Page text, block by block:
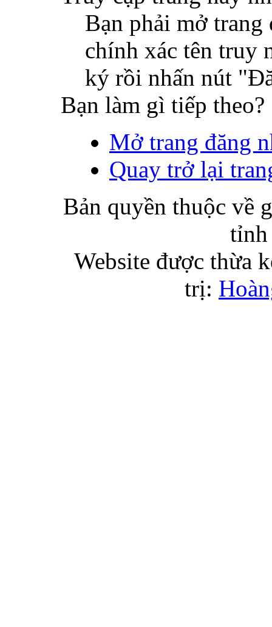
Bạn phải mở trang
chính xác tên truy
ký rồi nhấn nút
Bạn làm gì tiếp theo?
Mở trang đăng
Quay trở lại
Bản quyền thuộc về
tỉnh
Website được thừa
trị: